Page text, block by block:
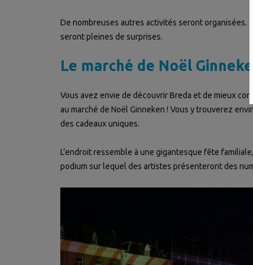
De nombreuses autres activités seront organisées.
seront pleines de surprises.
Le marché de Noël
Vous avez envie de découvrir Breda et de mieux
au marché de Noël Ginneken ! Vous y trouverez
des cadeaux uniques.
L’endroit ressemble à une gigantesque fête
podium sur lequel des artistes présenteront des